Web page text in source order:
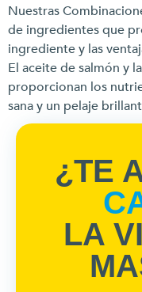
Nuestras
de ingredientes que
ingrediente y las
El aceite de salmón y
proporcionan los
sana y un pelaje
¿TE
LA